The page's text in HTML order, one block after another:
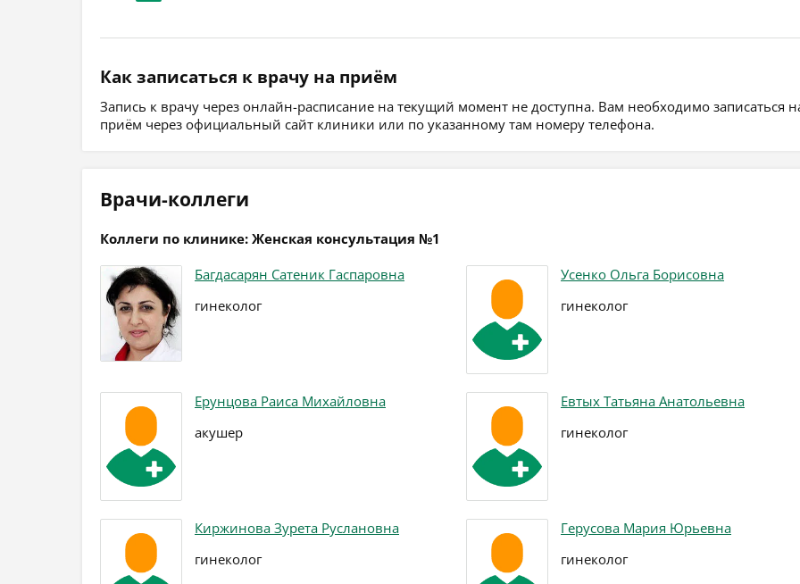
Как записаться к врачу на приём
Запись к врачу через онлайн-расписание на текущий момент не доступна. Вам необходимо записаться
приём через официальный сайт клиники или по указанному там номеру телефона.
Врачи-коллеги
Коллеги по клинике: Женская консультация №1
Багдасарян Сатеник Гаспаровна
гинеколог
Усенко Ольга Борисовна
гинеколог
Ерунцова Раиса Михайловна
акушер
Евтых Татьяна Анатольевна
гинеколог
Киржинова Зурета Руслановна
гинеколог
Герусова Мария Юрьевна
гинеколог